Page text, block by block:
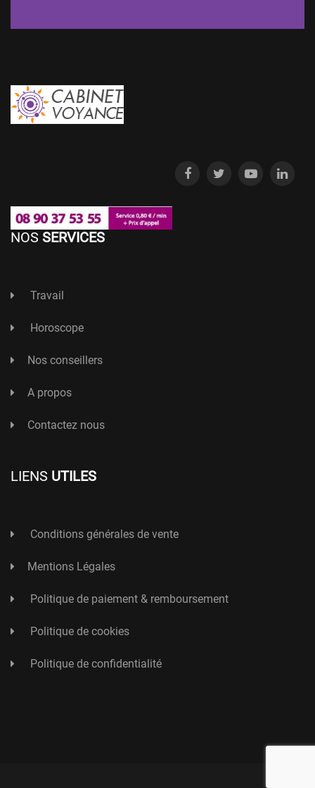
NOS SERVICES
Travail
Horoscope
Nos conseillers
A propos
Contactez nous
LIENS UTILES
Conditions générales de vente
Mentions Légales
Politique de paiement & remboursement
Politique de cookies
Politique de confidentialité